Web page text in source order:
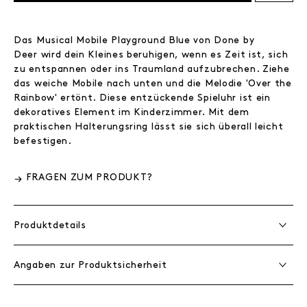
Das Musical Mobile Playground Blue von Done by
Deer wird dein Kleines beruhigen, wenn es Zeit ist, sich
zu entspannen oder ins Traumland aufzubrechen. Ziehe
das weiche Mobile nach unten und die Melodie 'Over the
Rainbow' ertönt. Diese entzückende Spieluhr ist ein
dekoratives Element im Kinderzimmer. Mit dem
praktischen Halterungsring lässt sie sich überall leicht
befestigen.
FRAGEN ZUM PRODUKT?
Produktdetails
Angaben zur Produktsicherheit